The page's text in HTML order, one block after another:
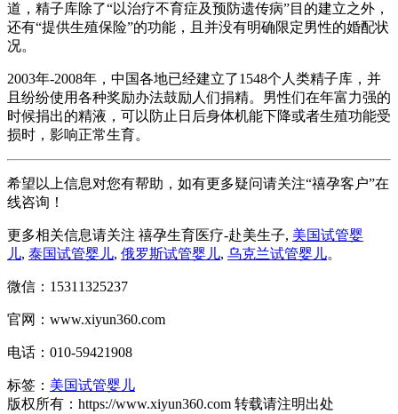
道，精子库除了“以治疗不育症及预防遗传病”目的建立之外，
还有“提供生殖保险”的功能，且并没有明确限定男性的婚配状
况。
2003年-2008年，中国各地已经建立了1548个人类精子库，并
且纷纷使用各种奖励办法鼓励人们捐精。男性们在年富力强的
时候捐出的精液，可以防止日后身体机能下降或者生殖功能受
损时，影响正常生育。
希望以上信息对您有帮助，如有更多疑问请关注“禧孕客户”在
线咨询！
更多相关信息请关注 禧孕生育医疗-赴美生子, 美国试管婴
儿, 泰国试管婴儿, 俄罗斯试管婴儿, 乌克兰试管婴儿。
微信：15311325237
官网：www.xiyun360.com
电话：010-59421908
标签： 美国试管婴儿
版权所有：https://www.xiyun360.com 转载请注明出处